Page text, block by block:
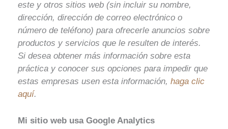
este y otros sitios web (sin incluir su nombre,
dirección, dirección de correo electrónico o
número de teléfono) para ofrecerle anuncios sobre
productos y servicios que le resulten de interés.
Si desea obtener más información sobre esta
práctica y conocer sus opciones para impedir que
estas empresas usen esta información, haga clic
aquí.
Mi sitio web usa Google Analytics